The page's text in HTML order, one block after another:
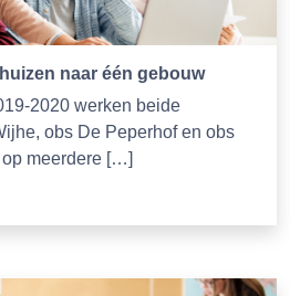
naar één gebouw
2020 werken beide
obs De Peperhof en obs
meerdere […]